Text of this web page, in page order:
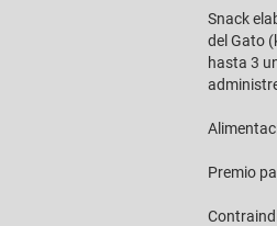
Snack
del Gato
hasta 3
Premio